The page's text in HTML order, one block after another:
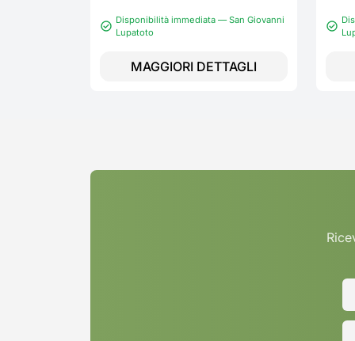
Disponibilità immediata — San Giovanni
Lupatoto
MAGGIORI DETTAGLI